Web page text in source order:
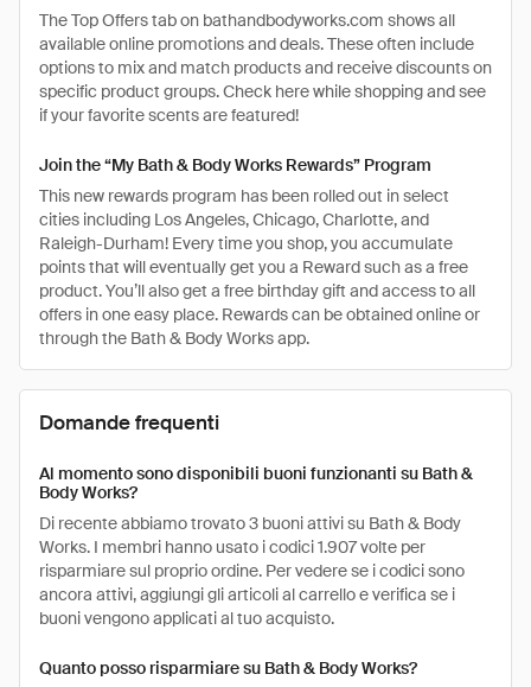
The Top Offers tab on bathandbodyworks.com shows all
available online promotions and deals. These often include
options to mix and match products and receive discounts on
specific product groups. Check here while shopping and see
if your favorite scents are featured!
Join the “My Bath & Body Works Rewards” Program
This new rewards program has been rolled out in select
cities including Los Angeles, Chicago, Charlotte, and
Raleigh-Durham! Every time you shop, you accumulate
points that will eventually get you a Reward such as a free
product. You’ll also get a free birthday gift and access to all
offers in one easy place. Rewards can be obtained online or
through the Bath & Body Works app.
Domande frequenti
Al momento sono disponibili buoni funzionanti su Bath &
Body Works?
Di recente abbiamo trovato 3 buoni attivi su Bath & Body
Works. I membri hanno usato i codici 1.907 volte per
risparmiare sul proprio ordine. Per vedere se i codici sono
ancora attivi, aggiungi gli articoli al carrello e verifica se i
buoni vengono applicati al tuo acquisto.
Quanto posso risparmiare su Bath & Body Works?